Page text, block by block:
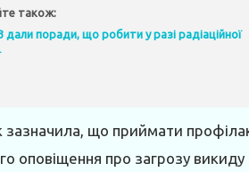
також:
поради, що робити у разі радіаційної
зазначила, що приймати
оповіщення про загрозу